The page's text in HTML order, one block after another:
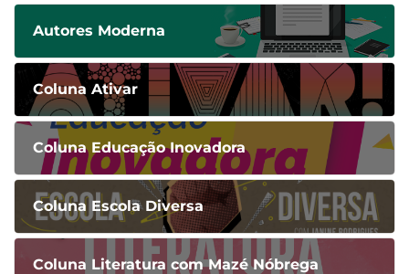
Autores Moderna
Coluna Ativar
Coluna Educação Inovadora
Coluna Escola Diversa
Coluna Literatura com Mazé Nóbrega